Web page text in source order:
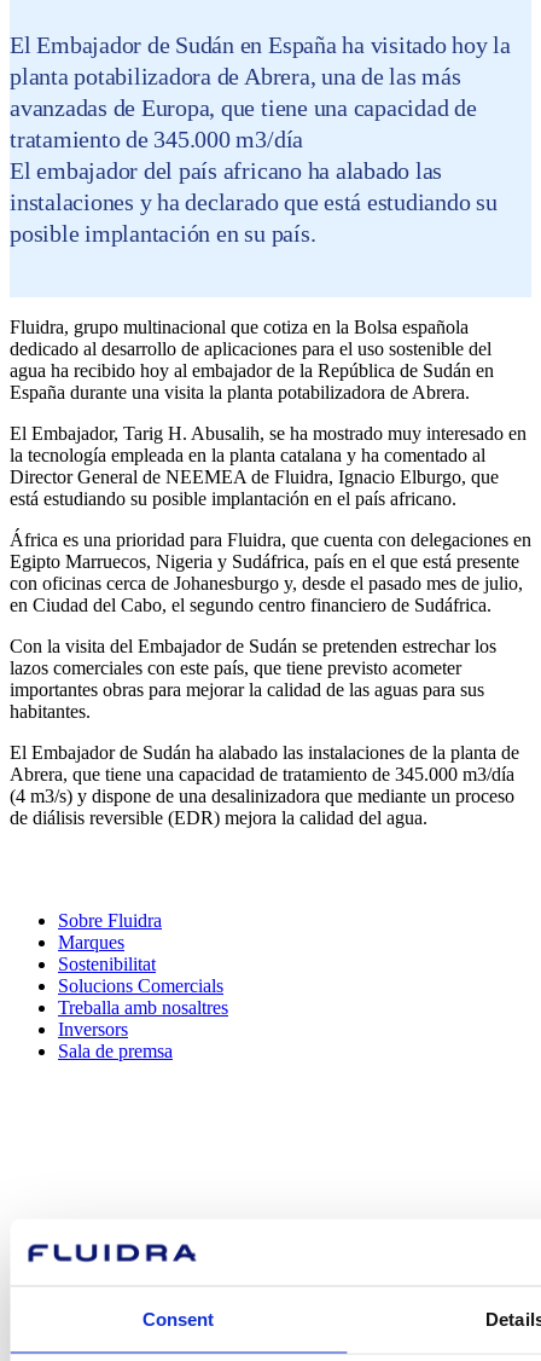
Consent
El Embajador de Sudán en España ha visitado hoy la
planta potabilizadora de Abrera, una de las más
avanzadas de Europa, que tiene una capacidad de
tratamiento de 345.000 m3/día
El embajador del país africano ha alabado las
instalaciones y ha declarado que está estudiando su
posible implantación en su país.
Fluidra, grupo multinacional que cotiza en la Bolsa española
dedicado al desarrollo de aplicaciones para el uso sostenible del
agua ha recibido hoy al embajador de la República de Sudán en
España durante una visita la planta potabilizadora de Abrera.
El Embajador, Tarig H. Abusalih, se ha mostrado muy interesado en
la tecnología empleada en la planta catalana y ha comentado al
Director General de NEEMEA de Fluidra, Ignacio Elburgo, que
está estudiando su posible implantación en el país africano.
África es una prioridad para Fluidra, que cuenta con delegaciones en
Egipto Marruecos, Nigeria y Sudáfrica, país en el que está presente
con oficinas cerca de Johanesburgo y, desde el pasado mes de julio,
en Ciudad del Cabo, el segundo centro financiero de Sudáfrica.
Con la visita del Embajador de Sudán se pretenden estrechar los
lazos comerciales con este país, que tiene previsto acometer
importantes obras para mejorar la calidad de las aguas para sus
habitantes.
El Embajador de Sudán ha alabado las instalaciones de la planta de
Abrera, que tiene una capacidad de tratamiento de 345.000 m3/día
(4 m3/s) y dispone de una desalinizadora que mediante un proceso
de diálisis reversible (EDR) mejora la calidad del agua.
Sobre Fluidra
Marques
Sostenibilitat
Solucions Comercials
Treballa amb nosaltres
Inversors
Sala de premsa
ajudar-te?